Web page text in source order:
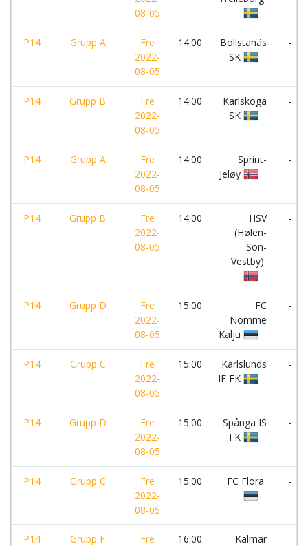
08-05
P14 Grupp A
Fre
2022-
08-05
14:00
Bollstanäs
SK
-
P14 Grupp B
Fre
2022-
08-05
14:00
Karlskoga
SK
-
P14 Grupp A
Fre
2022-
08-05
14:00
Sprint-
Jeløy
-
P14 Grupp B
Fre
2022-
08-05
14:00
HSV
(Hølen-
Son-
Vestby)
-
P14 Grupp D
Fre
2022-
08-05
15:00
FC
Nömme
Kalju
-
P14 Grupp C
Fre
2022-
08-05
15:00
Karlslunds
IF FK
-
P14 Grupp D
Fre
2022-
08-05
15:00
Spånga IS
FK
-
P14 Grupp C
Fre
2022-
08-05
15:00 FC Flora -
P14 Grupp F
Fre
16:00
Kalmar
-